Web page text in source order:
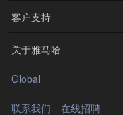
客户支持
关于雅马哈
Global
联系我们
在线招聘